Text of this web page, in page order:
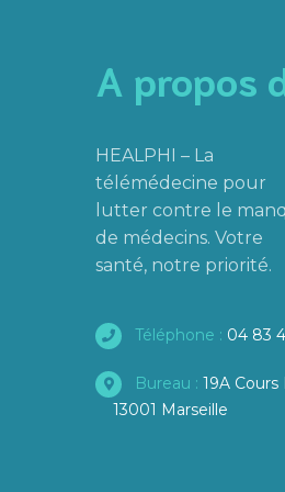
A propos
HEALPHI – La
télémédecine pour
lutter contre le
de médecins. Votre
santé, notre priorité.
Téléphone : 04 83
Bureau : 19A
13001 Marseille